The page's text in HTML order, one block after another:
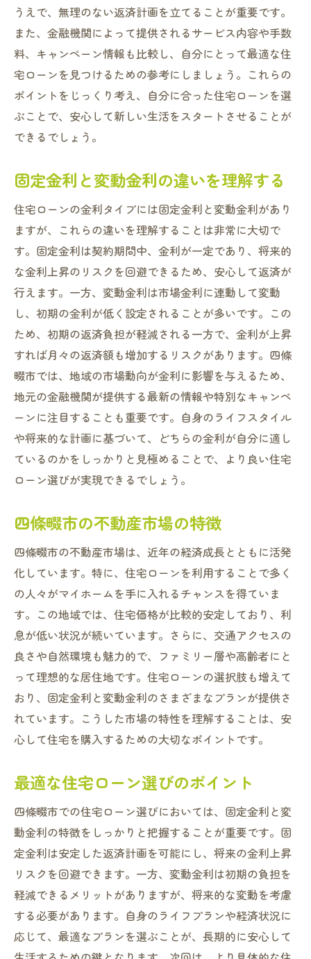
変動金利の魅力四條畷市での初期負担軽減策
変動金利の低金利のメリット
初期負担を軽減するポイント
四條畷市での変動金利ローンの選択肢
リスクを最小限に抑える方法
変動金利と固定金利の併用
住宅ローンの賢い選び方四條畷市での金融機関
四條畷市の主要金融機関の特徴
金利条件の比較ポイント
サービス内容の違いを理解する
金融機関の審査基準と選び方
四條畷市での利用者の評価
自分に合った金融機関の見つけ方
四條畷市で住宅ローンを選ぶ際の注意点とアド
バイス
ローン選びの基本的な注意点
四條畷市の市場動向と予測
契約前に確認すべきポイント
返済計画の立て方と注意点
四條畷市での実際の体験談
うえで、無理のない返済計画を立てることが重要です。
また、金融機関によって提供されるサービス内容や手数
料、キャンペーン情報も比較し、自分にとって最適な住
宅ローンを見つけるための参考にしましょう。これらの
ポイントをじっくり考え、自分に合った住宅ローンを選
ぶことで、安心して新しい生活をスタートさせることが
できるでしょう。
固定金利と変動金利の違いを理解する
住宅ローンの金利タイプには固定金利と変動金利があり
ますが、これらの違いを理解することは非常に大切で
す。固定金利は契約期間中、金利が一定であり、将来的
な金利上昇のリスクを回避できるため、安心して返済が
行えます。一方、変動金利は市場金利に連動して変動
し、初期の金利が低く設定されることが多いです。この
ため、初期の返済負担が軽減される一方で、金利が上昇
すれば月々の返済額も増加するリスクがあります。四條
畷市では、地域の市場動向が金利に影響を与えるため、
地元の金融機関が提供する最新の情報や特別なキャンペ
ーンに注目することも重要です。自身のライフスタイル
や将来的な計画に基づいて、どちらの金利が自分に適し
ているのかをしっかりと見極めることで、より良い住宅
ローン選びが実現できるでしょう。
四條畷市の不動産市場の特徴
四條畷市の不動産市場は、近年の経済成長とともに活発
化しています。特に、住宅ローンを利用することで多く
の人々がマイホームを手に入れるチャンスを得ていま
す。この地域では、住宅価格が比較的安定しており、利
息が低い状況が続いています。さらに、交通アクセスの
良さや自然環境も魅力的で、ファミリー層や高齢者にと
って理想的な居住地です。住宅ローンの選択肢も増えて
おり、固定金利と変動金利のさまざまなプランが提供さ
れています。こうした市場の特性を理解することは、安
心して住宅を購入するための大切なポイントです。
最適な住宅ローン選びのポイント
四條畷市での住宅ローン選びにおいては、固定金利と変
動金利の特徴をしっかりと把握することが重要です。固
定金利は安定した返済計画を可能にし、将来の金利上昇
リスクを回避できます。一方、変動金利は初期の負担を
軽減できるメリットがありますが、将来的な変動を考慮
する必要があります。自身のライフプランや経済状況に
応じて、最適なプランを選ぶことが、長期的に安心して